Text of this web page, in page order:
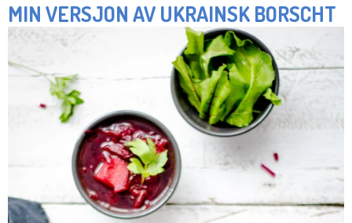
MIN VERSJON AV UKRAINSK BORSCHT